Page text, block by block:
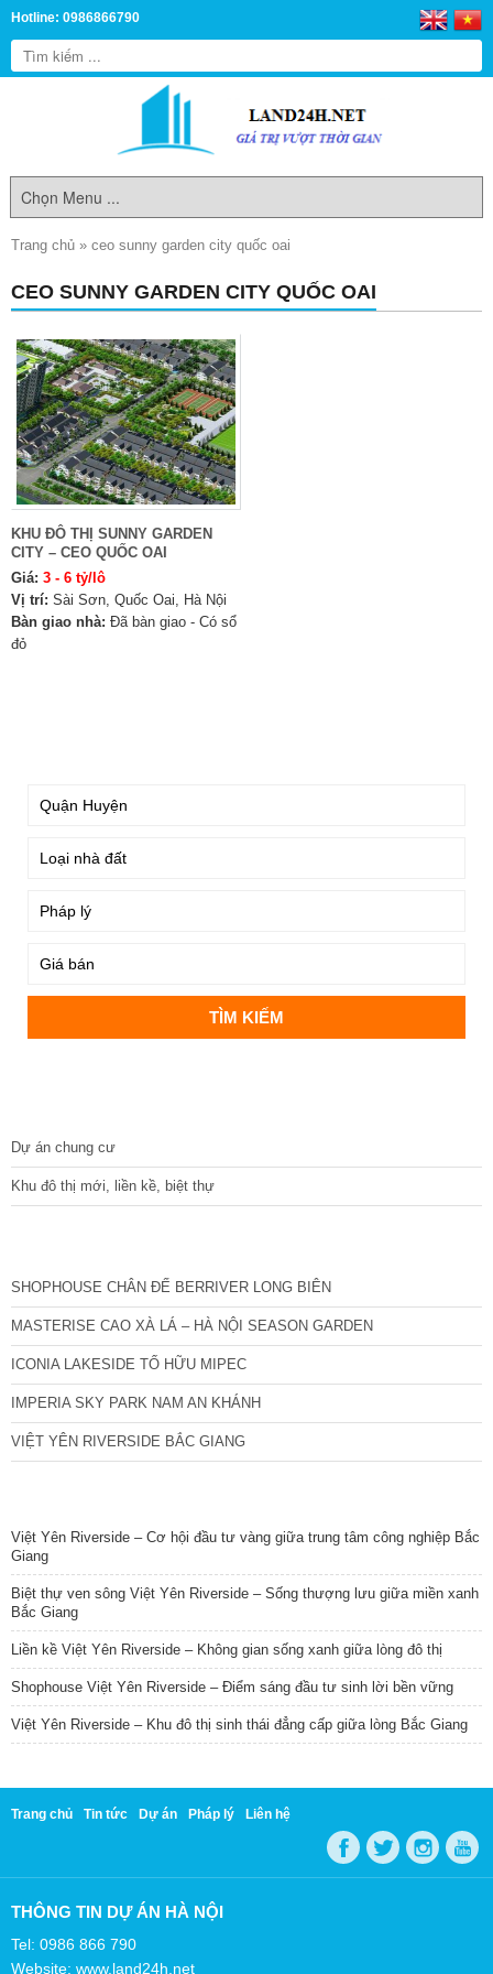
Hotline: 0986866790
Trang chủ » ceo sunny garden city quốc oai
CEO SUNNY GARDEN CITY QUỐC OAI
KHU ĐÔ THỊ SUNNY GARDEN
CITY – CEO QUỐC OAI
Giá: 3 - 6 tỷ/lô
Vị trí: Sài Sơn, Quốc Oai, Hà Nội
Bàn giao nhà: Đã bàn giao - Có sổ
đỏ
Dự án chung cư
Khu đô thị mới, liền kề, biệt thự
SHOPHOUSE CHÂN ĐẾ BERRIVER LONG BIÊN
MASTERISE CAO XÀ LÁ – HÀ NỘI SEASON GARDEN
ICONIA LAKESIDE TỐ HỮU MIPEC
IMPERIA SKY PARK NAM AN KHÁNH
VIỆT YÊN RIVERSIDE BẮC GIANG
Việt Yên Riverside – Cơ hội đầu tư vàng giữa trung tâm công nghiệp Bắc
Giang
Biệt thự ven sông Việt Yên Riverside – Sống thượng lưu giữa miền xanh
Bắc Giang
Liền kề Việt Yên Riverside – Không gian sống xanh giữa lòng đô thị
Shophouse Việt Yên Riverside – Điểm sáng đầu tư sinh lời bền vững
Việt Yên Riverside – Khu đô thị sinh thái đẳng cấp giữa lòng Bắc Giang
Trang chủ Tin tức Dự án Pháp lý Liên hệ
THÔNG TIN DỰ ÁN HÀ NỘI
Tel: 0986 866 790
Website: www.land24h.net